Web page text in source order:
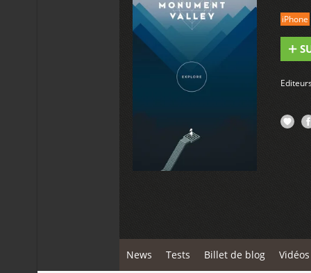
iPhone
News Tests Billet de blog Vidéos